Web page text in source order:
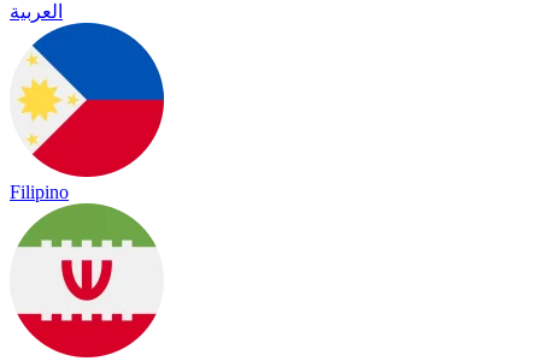
العربية
Filipino